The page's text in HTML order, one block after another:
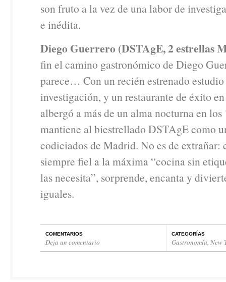
son fruto a la vez de una labor de
e inédita.
Diego Guerrero (DSTAgE, 2 estrellas
fin el camino gastronómico de Diego
parece… Con un recién estrenado
investigación, y un restaurante de éxito
albergó a más de un alma nocturna en los
mantiene al biestrellado DSTAgE como
codiciados de Madrid. No es de extrañar:
siempre fiel a la máxima “cocina sin
las necesita”, sorprende, encanta y
iguales.
COMENTARIOS
Deja un comentario
CATEGORÍAS
Gastronomía, New